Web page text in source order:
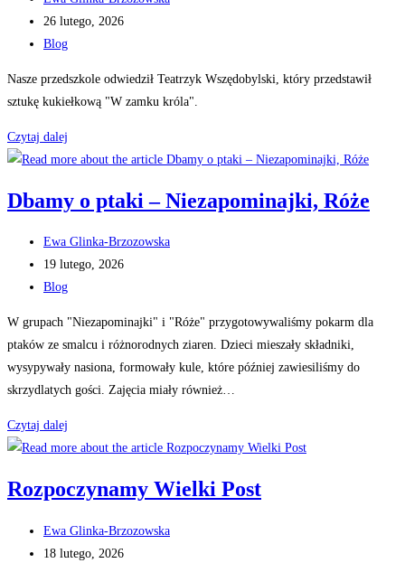
author:
Post
published:
26 lutego, 2026
Post
Blog
Nasze przedszkole odwiedził Teatrzyk Wszędobylski, który przedstawił
sztukę kukiełkową "W zamku króla".
Czytaj dalej
Wszędobylski
Dbamy o ptaki – Niezapominajki, Róże
Post
author:
Ewa Glinka-Brzozowska
Post
published:
19 lutego, 2026
Post
Blog
W grupach "Niezapominajki" i "Róże" przygotowywaliśmy pokarm dla
ptaków ze smalcu i różnorodnych ziaren. Dzieci mieszały składniki,
wysypywały nasiona, formowały kule, które później zawiesiliśmy do
skrzydlatych gości. Zajęcia miały również…
Czytaj dalej
o
–
Róże
Rozpoczynamy Wielki Post
Post
author:
Ewa Glinka-Brzozowska
Post
18 lutego, 2026